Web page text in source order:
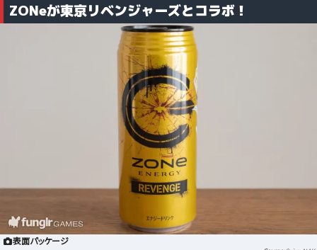
ZONeが東京リベンジャーズとコラボ！
表面パッケージ